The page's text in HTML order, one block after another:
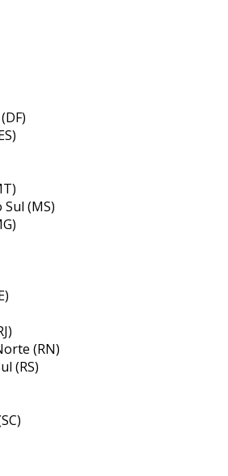
intervenção humana.
feito por meio de
e atuadores. a
o controle de
de processos
de automação
industrial pode ser
principais:
problema
quais processos
isso envolve
específicas do
: após identificar o
de viabilidade deve
envolve avaliar custos e
proposta.
do projeto
técnico deve ser
(MS)
(RN)
(RS)